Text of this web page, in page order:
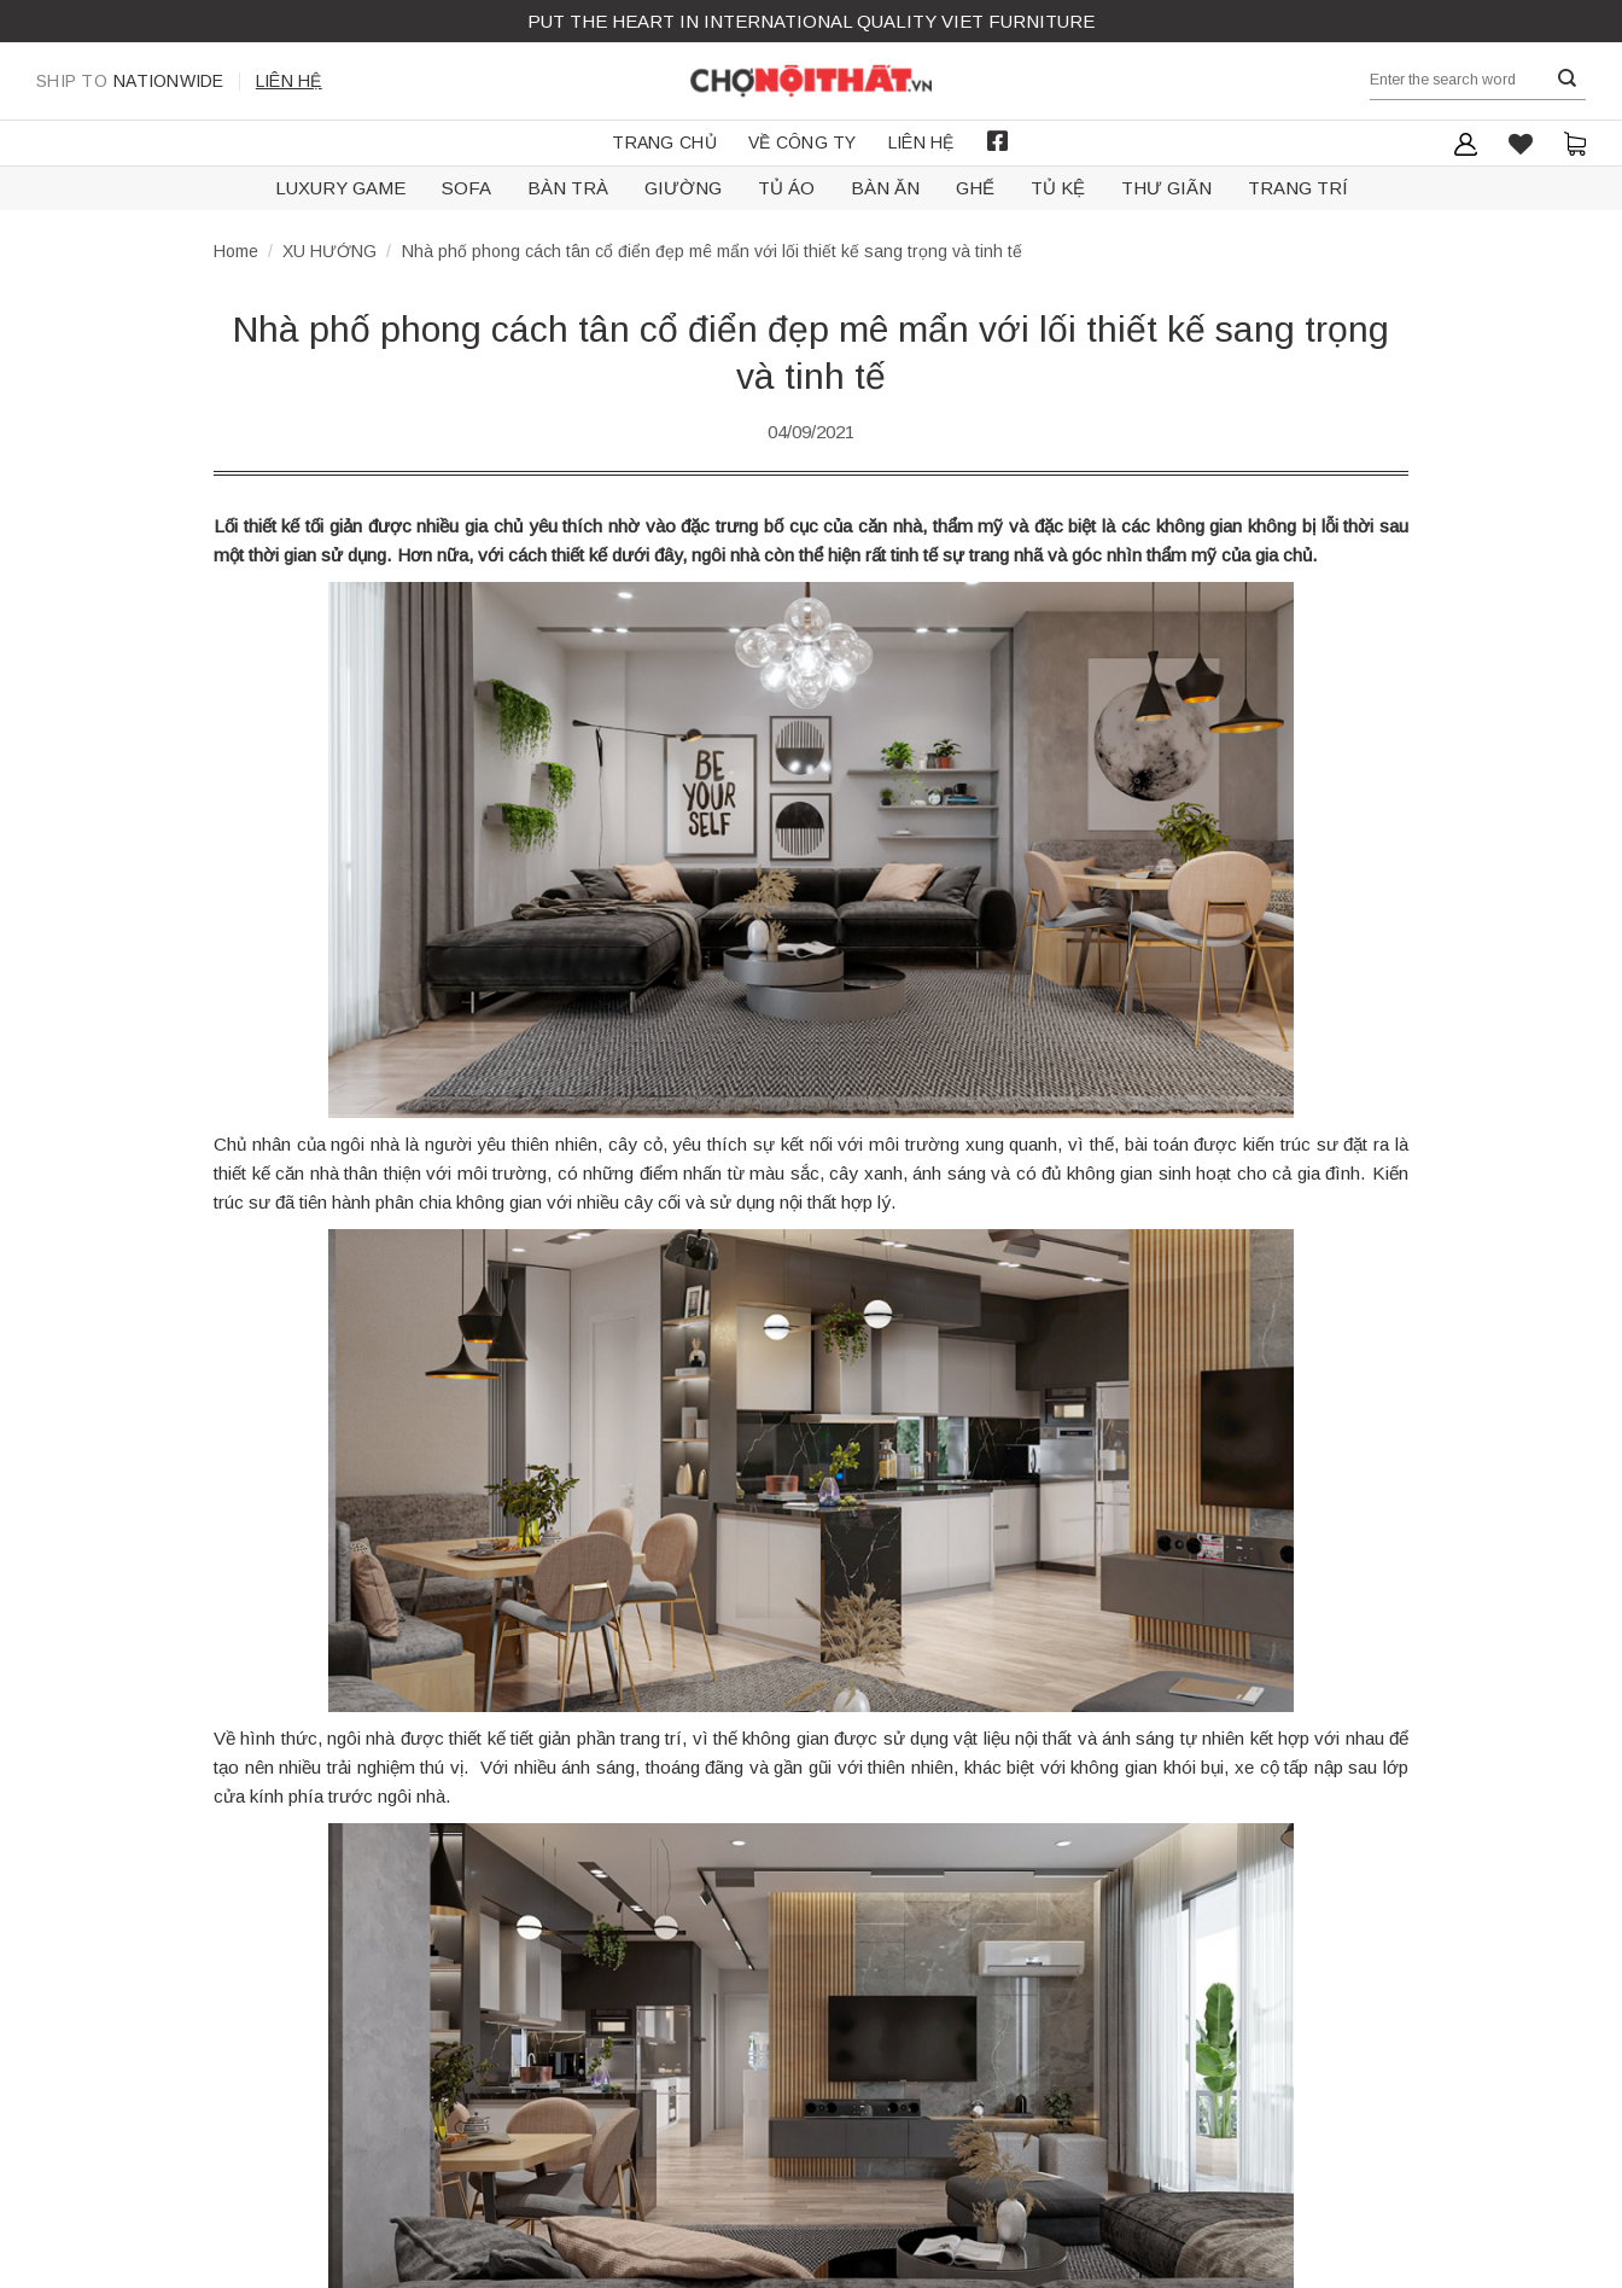
to
content
PUT THE HEART IN INTERNATIONAL QUALITY VIET FURNITURE
SHIP TO NATIONWIDE LIÊN HỆ
Search
TRANG CHỦ VỀ CÔNG TY
LIÊN HỆ
FACEBOOK
LUXURY GAME SOFA BÀN TRÀ GIƯỜNG TỦ ÁO BÀN ĂN GHẾ TỦ KỆ THƯ GIÃN TRANG TRÍ
Home / XU HƯỚNG / Nhà phố phong cách tân cổ điển đẹp mê mẩn với lối thiết kế sang trọng và tinh tế
Nhà phố phong cách tân cổ điển đẹp mê mẩn với lối thiết kế sang trọng
và tinh tế
04/09/2021
Lối thiết kế tối giản được nhiều gia chủ yêu thích nhờ vào đặc trưng bố cục của căn nhà, thẩm mỹ và đặc biệt là các không gian không bị lỗi thời sau
một thời gian sử dụng. Hơn nữa, với cách thiết kế dưới đây, ngôi nhà còn thể hiện rất tinh tế sự trang nhã và góc nhìn thẩm mỹ của gia chủ.
Chủ nhân của ngôi nhà là người yêu thiên nhiên, cây cỏ, yêu thích sự kết nối với môi trường xung quanh, vì thế, bài toán được kiến trúc sư đặt ra là
thiết kế căn nhà thân thiện với môi trường, có những điểm nhấn từ màu sắc, cây xanh, ánh sáng và có đủ không gian sinh hoạt cho cả gia đình. Kiến
trúc sư đã tiên hành phân chia không gian với nhiều cây cối và sử dụng nội thất hợp lý.
Về hình thức, ngôi nhà được thiết kế tiết giản phần trang trí, vì thế không gian được sử dụng vật liệu nội thất và ánh sáng tự nhiên kết hợp với nhau để
tạo nên nhiều trải nghiệm thú vị. Với nhiều ánh sáng, thoáng đãng và gần gũi với thiên nhiên, khác biệt với không gian khói bụi, xe cộ tấp nập sau lớp
cửa kính phía trước ngôi nhà.